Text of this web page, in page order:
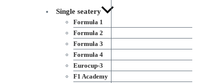
Single seatery
Formuła 1
Formuła 2
Formuła 3
Formuła 4
Eurocup-3
F1 Academy